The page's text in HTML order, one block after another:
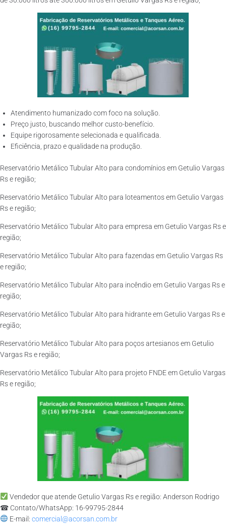
Atendimento humanizado com foco na solução.
Preço justo, buscando melhor custo-benefício.
Equipe rigorosamente selecionada e qualificada.
Eficiência, prazo e qualidade na produção.
Reservatório Metálico Tubular Alto para condomínios em Getulio Vargas
Rs e região;
Reservatório Metálico Tubular Alto para loteamentos em Getulio Vargas
Rs e região;
Reservatório Metálico Tubular Alto para empresa em Getulio Vargas Rs e
região;
Reservatório Metálico Tubular Alto para fazendas em Getulio Vargas Rs
e região;
Reservatório Metálico Tubular Alto para incêndio em Getulio Vargas Rs e
região;
Reservatório Metálico Tubular Alto para hidrante em Getulio Vargas Rs e
região;
Reservatório Metálico Tubular Alto para poços artesianos em Getulio
Vargas Rs e região;
Reservatório Metálico Tubular Alto para projeto FNDE em Getulio Vargas
Rs e região;
Vendedor que atende Getulio Vargas Rs e região: Anderson Rodrigo
☎ Contato/WhatsApp: 16-99795-2844
E-mail: comercial@acorsan.com.br